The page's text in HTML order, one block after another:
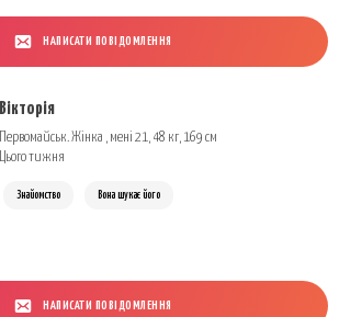
НАПИСАТИ ПОВІДОМЛЕННЯ
Вікторія
Первомайськ. Жінка , мені 21, 48 кг, 169 см
Цього тижня
Знайомство Вона шукає його
НАПИСАТИ ПОВІДОМЛЕННЯ